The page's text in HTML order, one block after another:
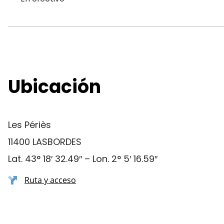
Ubicación
Les Périès
11400 LASBORDES
Lat. 43° 18′ 32.49″ – Lon. 2° 5′ 16.59″
Ruta y acceso